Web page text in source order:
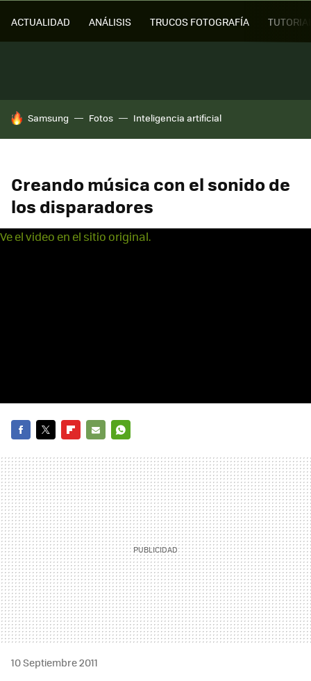
ACTUALIDAD ANÁLISIS TRUCOS FOTOGRAFÍA
HOY SE HABLA DE
Samsung Fotos Inteligencia artificial
Creando música con el sonido de
los disparadores
Ve el video en el sitio original.
MAIL
10 Septiembre 2011